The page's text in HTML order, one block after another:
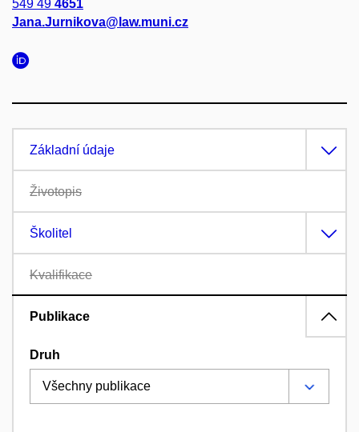
549 49 4651
Jana.Jurnikova@law.muni.cz
Základní údaje
Životopis
Školitel
Kvalifikace
Publikace
Druh